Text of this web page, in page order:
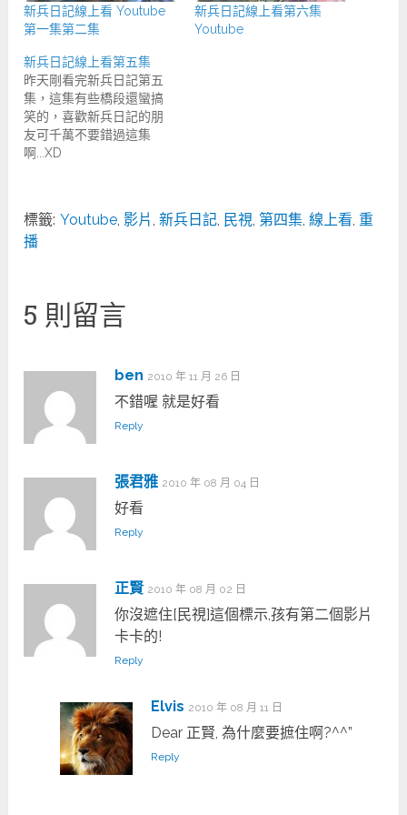
新兵日記線上看 Youtube
第一集第二集
新兵日記線上看第六集
Youtube
新兵日記線上看第五集
昨天剛看完新兵日記第五
集，這集有些橋段還蠻搞
笑的，喜歡新兵日記的朋
友可千萬不要錯過這集
啊...XD
標籤: Youtube 影片 ,新兵日記 民視 ,第四集 ,線上看 重
播
5 則留言
ben 2010 年 11 月 26 日
不錯喔 就是好看
Reply
張君雅 2010 年 08 月 04 日
好看
Reply
正賢 2010 年 08 月 02 日
你沒遮住[民視]這個標示,孩有第二個影片
卡卡的!
Reply
Elvis 2010 年 08 月 11 日
Dear 正賢, 為什麼要摭住啊?^^”
Reply